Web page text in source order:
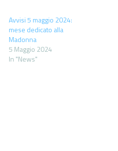
Avvisi 5 maggio 2024:
mese dedicato alla
Madonna
5 Maggio 2024
In "News"